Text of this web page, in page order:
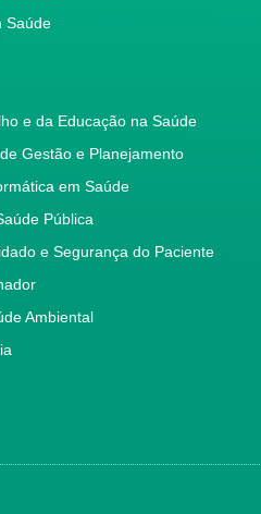
Saúde
e da Educação na Saúde
Gestão e Planejamento
em Saúde
Pública
e Segurança do Paciente
Ambiental